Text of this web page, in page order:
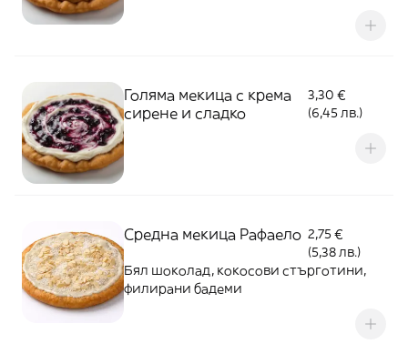
Голяма мекица с крема
сирене и сладко
3,30 €
(6,45 лв.)
Средна мекица Рафаело 2,75 €
(5,38 лв.)
Бял шоколад, кокосови стърготини,
филирани бадеми